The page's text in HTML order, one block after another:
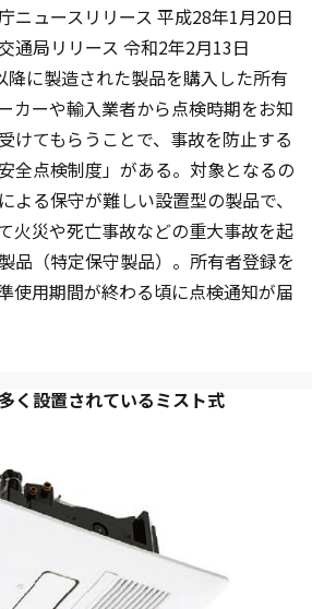
ニュースリリース 平成28年1月20日
通局リリース 令和2年2月13日
降に製造された製品を購入した所有
カーや輸入業者から点検時期をお知
けてもらうことで、事故を防止する
全点検制度」がある。対象となるの
よる保守が難しい設置型の製品で、
火災や死亡事故などの重大事故を起
品（特定保守製品）。所有者登録を
使用期間が終わる頃に点検通知が届
く設置されているミスト式